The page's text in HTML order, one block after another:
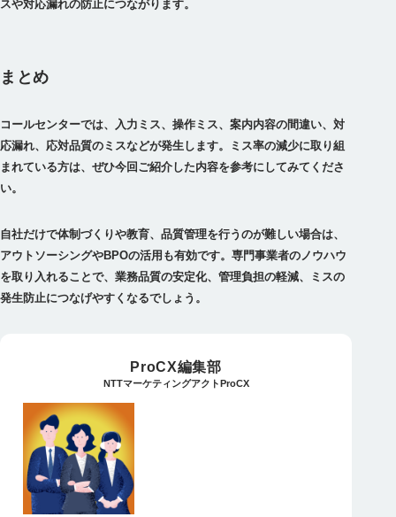
スや対応漏れの防止につながります。
まとめ
コールセンターでは、入力ミス、操作ミス、案内内容の間違い、対
応漏れ、応対品質のミスなどが発生します。ミス率の減少に取り組
まれている方は、ぜひ今回ご紹介した内容を参考にしてみてくださ
い。
自社だけで体制づくりや教育、品質管理を行うのが難しい場合は、
アウトソーシングやBPOの活用も有効です。専門事業者のノウハウ
を取り入れることで、業務品質の安定化、管理負担の軽減、ミスの
発生防止につなげやすくなるでしょう。
ProCX編集部
NTTマーケティングアクトProCX